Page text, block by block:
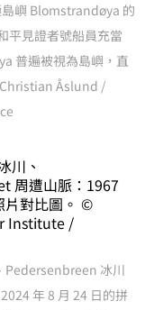
嶼 Blomstrandøya 的
平見證者號船員充當
普遍被視為島嶼，直
Åslund /
Pedersenbreen 冰川
年 8 月 24 日的拼